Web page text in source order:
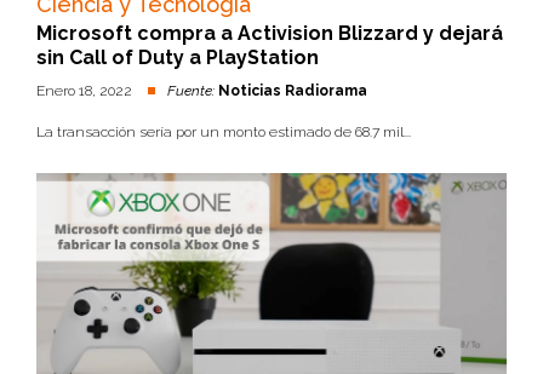
Microsoft compra a Activision Blizzard y dejará
sin Call of Duty a PlayStation
Enero 18, 2022 Fuente: Noticias Radiorama
La transacción sería por un monto estimado de 68.7 mil...